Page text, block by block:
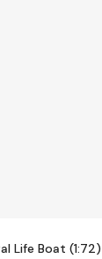
Life Boat (1:72)